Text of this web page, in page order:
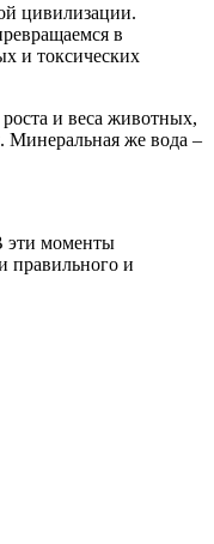
цивилизации.
в
и токсических
и веса животных,
Минеральная же вода –
эти моменты
правильного и